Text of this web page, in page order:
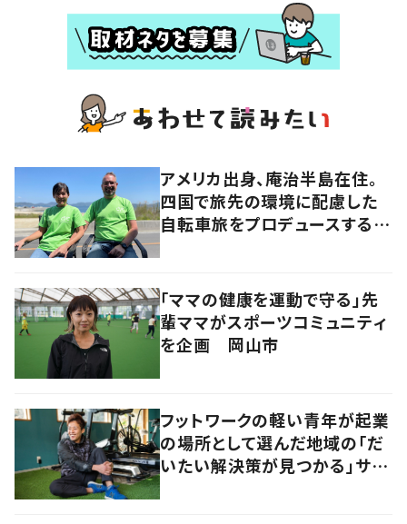
アメリカ出身、庵治半島在住。
四国で旅先の環境に配慮した
自転車旅をプロデュースする
「ママの健康を運動で守る」先
輩ママがスポーツコミュニティ
を企画 岡山市
フットワークの軽い青年が起業
の場所として選んだ地域の「だ
いたい解決策が見つかる」サイ